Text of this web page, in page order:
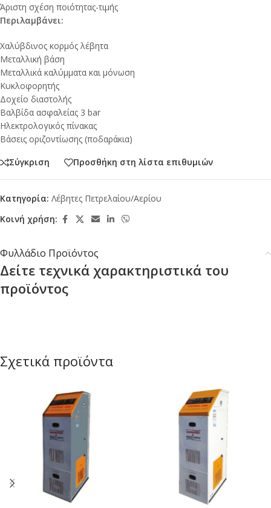
Άριστη σχέση ποιότητας-τιμής
Περιλαμβάνει:
Χαλύβδινος κορμός λέβητα
Μεταλλική βάση
Μεταλλικά καλύμματα και μόνωση
Κυκλοφορητής
Δοχείο διαστολής
Βαλβίδα ασφαλείας 3 bar
Ηλεκτρολογικός πίνακας
Βάσεις οριζοντίωσης (ποδαράκια)
Σύγκριση Προσθήκη στη λίστα επιθυμιών
Κατηγορία: Λέβητες Πετρελαίου/Αερίου
Κοινή χρήση:
Φυλλάδιο Προϊόντος
Δείτε τεχνικά χαρακτηριστικά του
προϊόντος
Σχετικά προϊόντα